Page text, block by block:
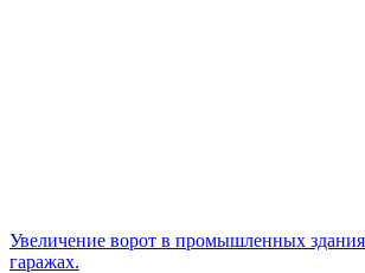
Увеличение ворот в промышленных
гаражах.